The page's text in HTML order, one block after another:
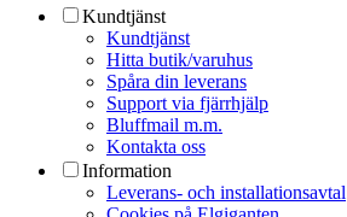
Kundtjänst
Kundtjänst
Hitta butik/varuhus
Spåra din leverans
Support via fjärrhjälp
Bluffmail m.m.
Kontakta oss
Information
Leverans- och installationsavtal